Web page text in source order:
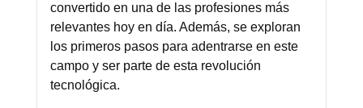
convertido en una de las profesiones más
relevantes hoy en día. Además, se exploran
los primeros pasos para adentrarse en este
campo y ser parte de esta revolución
tecnológica.